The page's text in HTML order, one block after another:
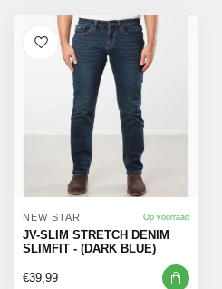
NEW STAR Op voorraad
JV-SLIM STRETCH DENIM
SLIMFIT - (DARK BLUE)
€39,99